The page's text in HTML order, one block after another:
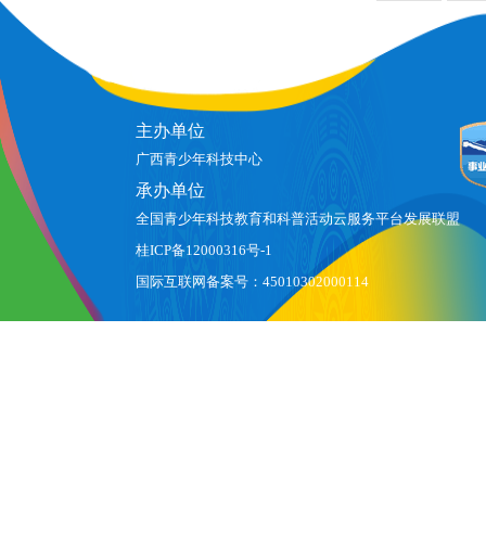
主办单位
广西青少年科技中心
承办单位
全国青少年科技教育和科普活动云服务平台发展联盟
桂ICP备12000316号-1
国际互联网备案号：45010302000114